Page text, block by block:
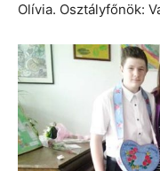
Olívia. Osztályfőnök: